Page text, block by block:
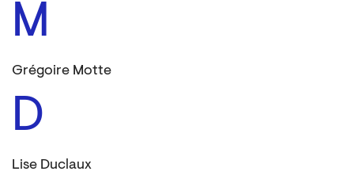
M
Grégoire Motte
D
Lise Duclaux